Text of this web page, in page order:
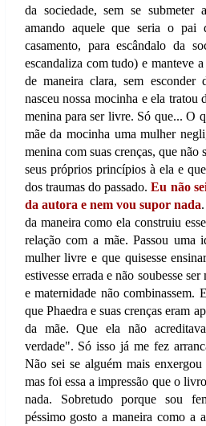
da sociedade, sem se submeter
amando aquele que seria o pai
casamento, para escândalo da
escandaliza com tudo) e manteve
de maneira clara, sem esconder
nasceu nossa mocinha e ela tratou
menina para ser livre. Só que... O
mãe da mocinha uma mulher
menina com suas crenças, que não
seus próprios princípios à ela e
dos traumas do passado.Eu não
da autora e nem vou supor nada
da maneira como ela construiu
relação com a mãe. Passou uma
mulher livre e que quisesse
estivesse errada e não soubesse
e maternidade não combinassem.
que Phaedra e suas crenças eram
da mãe. Que ela não
verdade". Só isso já me fez
Não sei se alguém mais enxergou
mas foi essa a impressão que o
nada. Sobretudo porque sou
péssimo gosto a maneira como a